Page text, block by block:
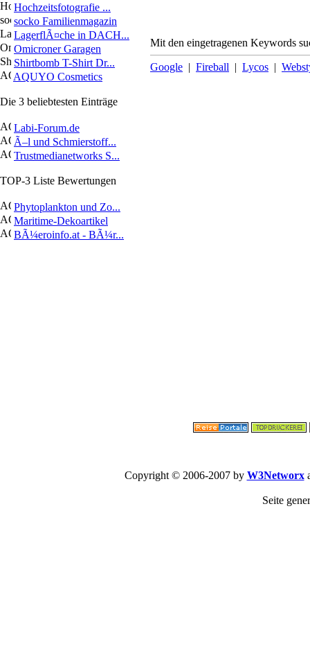
Hochzeitsfotografie ...
socko Familienmagazin
LagerflÃ¤che in DACH...
Omicroner Garagen
Shirtbomb T-Shirt Dr...
AQUYO Cosmetics
Die 3 beliebtesten Einträge
Labi-Forum.de
Ã–l und Schmierstoff...
Trustmedianetworks S...
TOP-3 Liste Bewertungen
Phytoplankton und Zo...
Maritime-Dekoartikel
BÃ¼eroinfo.at - BÃ¼r...
Mit den eingetragenen Keywords
Google | Fireball | Lycos |
Copyright © 2006-2007 by W3Networx
Seite